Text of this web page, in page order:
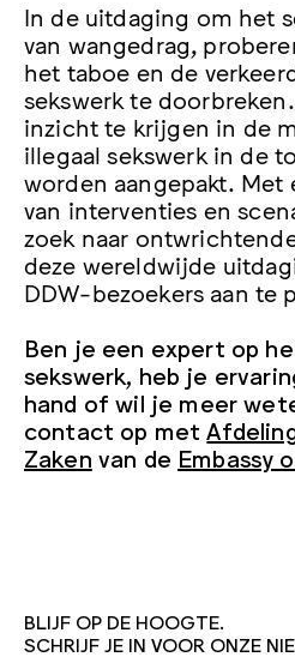
In de uitdaging om het
van wangedrag,
het taboe en de
sekswerk te
inzicht te krijgen in de
illegaal sekswerk in de
worden aangepakt. Met
van interventies en
zoek naar
deze wereldwijde
DDW-bezoekers aan te
Ben je een expert op
sekswerk, heb je
hand of wil je meer
contact op met
Zaken van de Embassy
BLIJF OP DE HOOGTE.
SCHRIJF JE IN VOOR ONZE